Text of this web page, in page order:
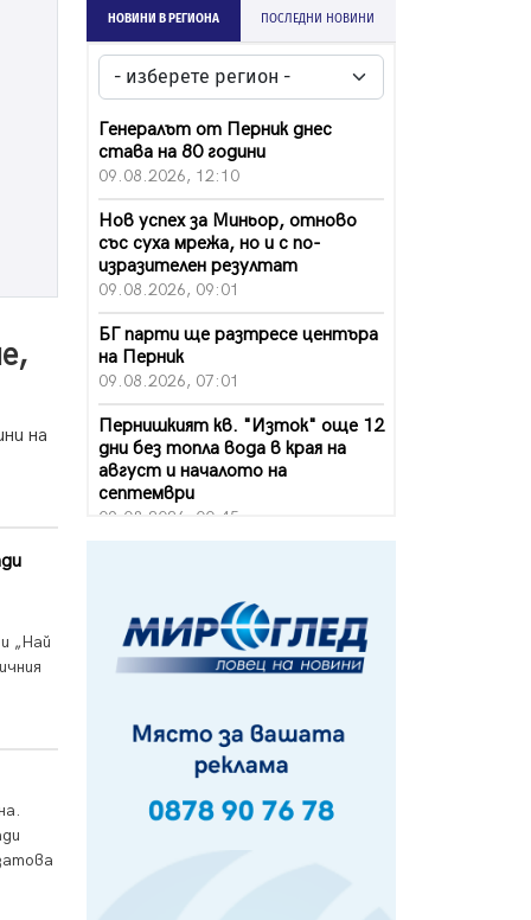
на
„Най
НОВИНИ В РЕГИОНА ПОСЛЕДНИ НОВИНИ
Генералът от Перник днес
става на 80 години
09.08.2026, 12:10
Нов успех за Миньор, отново
със суха мрежа, но и с по-
изразителен резултат
09.08.2026, 09:01
БГ парти ще разтресе центъра
на Перник
09.08.2026, 07:01
Пернишкият кв. "Изток" още 12
дни без топла вода в края на
август и началото на
септември
09.08.2026, 00:45
08.08.2026, 00:24
Феновете на "Миньор"
превземат Разлог
Ремонтът на ул. "Ален мак" в
Перник е в заключителен етап